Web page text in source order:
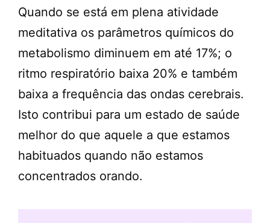
Quando se está em plena atividade
meditativa os parâmetros químicos do
metabolismo diminuem em até 17%; o
ritmo respiratório baixa 20% e também
baixa a frequência das ondas cerebrais.
Isto contribui para um estado de saúde
melhor do que aquele a que estamos
habituados quando não estamos
concentrados orando.